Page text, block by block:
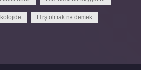
Hırş olmak ne demek